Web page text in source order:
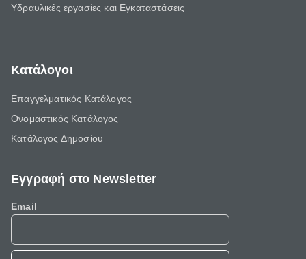
Υδραυλικές εργασίες και Εγκαταστάσεις
Κατάλογοι
Επαγγελματικός Κατάλογος
Ονομαστικός Κατάλογος
Κατάλογος Δημοσίου
Εγγραφή στο Newsletter
Email